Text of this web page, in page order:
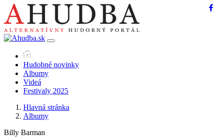
Hudobné novinky
Albumy
Videá
Festivaly 2025
Hlavná stránka
Albumy
Billy Barman